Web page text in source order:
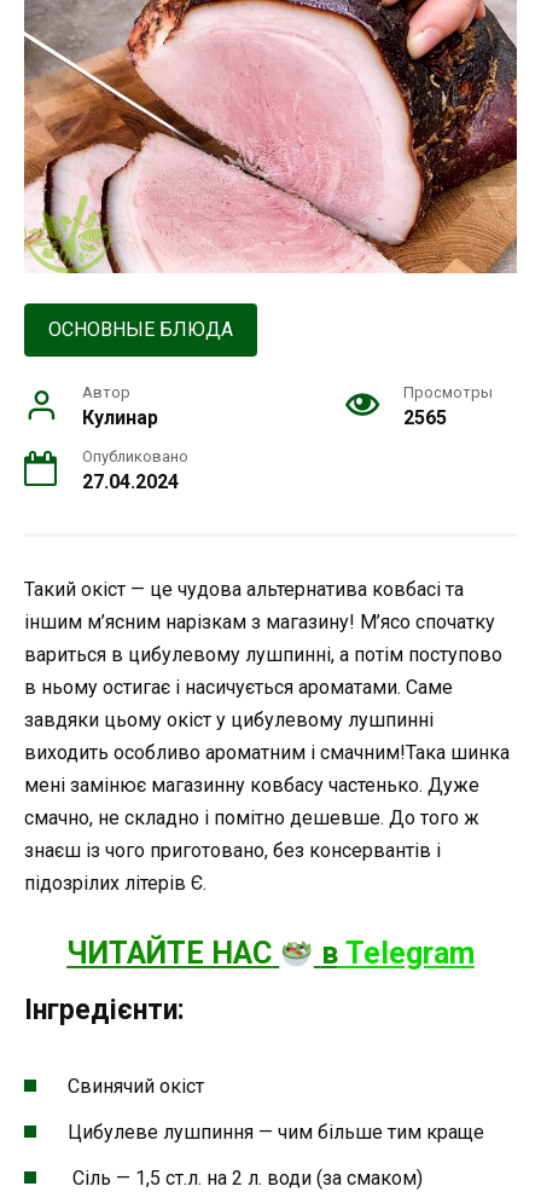
ОСНОВНЫЕ БЛЮДА
Автор
Кулинар
Просмотры
2565
Опубликовано
27.04.2024
Такий окіст — це чудова альтернатива ковбасі та
іншим м’ясним нарізкам з магазину! М’ясо спочатку
вариться в цибулевому лушпинні, а потім поступово
в ньому остигає і насичується ароматами. Саме
завдяки цьому окіст у цибулевому лушпинні
виходить особливо ароматним і смачним!Така шинка
мені замінює магазинну ковбасу частенько. Дуже
смачно, не складно і помітно дешевше. До того ж
знаєш із чого приготовано, без консервантів і
підозрілих літерів Є.
ЧИТАЙТЕ НАС вТеlegram
Інгредієнти:
Свинячий окіст
Цибулеве лушпиння — чим більше тим краще
Сіль — 1,5 ст.л. на 2 л. води (за смаком)